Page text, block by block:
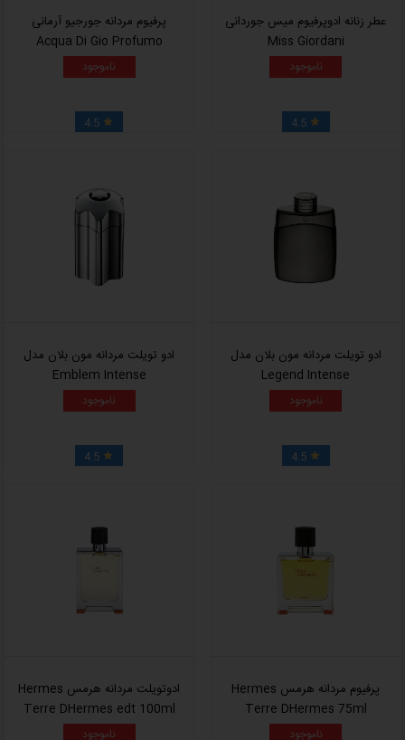
عطر زنانه ادوپرفیوم میس جوردانی
Miss Giordani
ناموجود

4.5
پرفیوم مردانه جورجیو آرمانی
Acqua Di Gio Profumo
ناموجود

ادو تویلت مردانه مون بلان مدل
Legend Intense
ناموجود

4.5
ادو تویلت مردانه مون بلان مدل
Emblem Intense
ناموجود

پرفیوم مردانه هرمس Hermes
Terre DHermes 75ml
ناموجود
ادوتویلت مردانه هرمس Hermes
Terre DHermes edt 100ml
ناموجود